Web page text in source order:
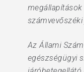
Az Állami
egészségügyi